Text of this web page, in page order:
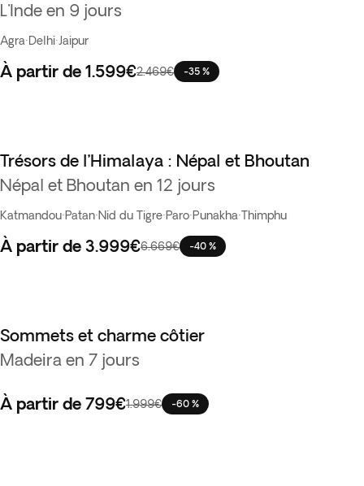
L'Inde en 9 jours
Agra·Delhi·Jaipur
À partir de 1.599€2.469€ -35 %
Best seller
Trésors de l’Himalaya : Népal et Bhoutan
Népal et Bhoutan en 12 jours
Katmandou·Patan·Nid du Tigre·Paro·Punakha·Thimphu
À partir de 3.999€6.669€ -40 %
Vente Flash
Sommets et charme côtier
Madeira en 7 jours
À partir de 799€1.999€ -60 %